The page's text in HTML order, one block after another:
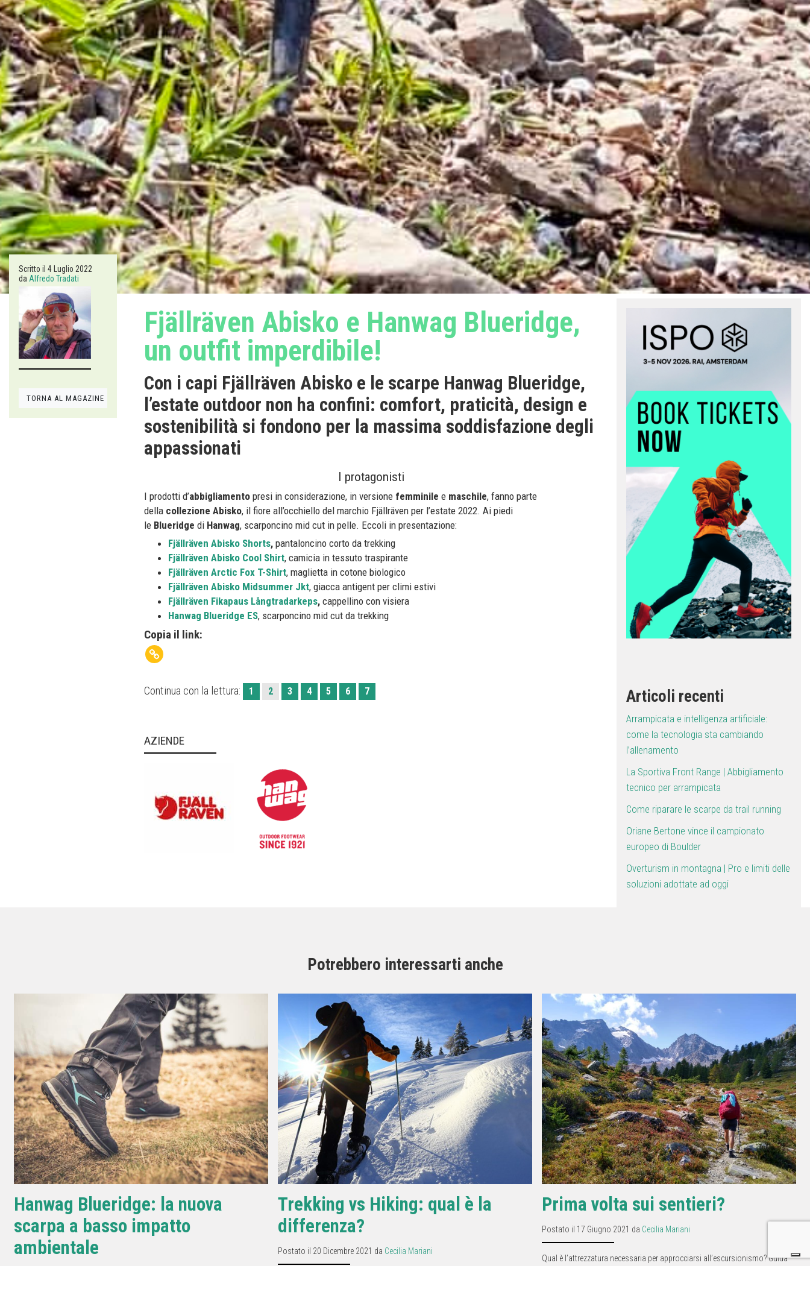
Scritto il 4 Luglio 2022
da Alfredo Tradati
TORNA AL MAGAZINE
Fjällräven Abisko e Hanwag Blueridge,
un outfit imperdibile!
Con i capi Fjällräven Abisko e le scarpe Hanwag Blueridge,
l’estate outdoor non ha confini: comfort, praticità, design e
sostenibilità si fondono per la massima soddisfazione degli
appassionati
I protagonisti
I prodotti d’abbigliamento presi in considerazione, in versione femminile e maschile, fanno parte
della collezione Abisko, il fiore all’occhiello del marchio Fjällräven per l’estate 2022. Ai piedi
le Blueridge di Hanwag, scarponcino mid cut in pelle. Eccoli in presentazione:
Fjällräven Abisko Shorts, pantaloncino corto da trekking
Fjällräven Abisko Cool Shirt, camicia in tessuto traspirante
Fjällräven Arctic Fox T-Shirt, maglietta in cotone biologico
Fjällräven Abisko Midsummer Jkt, giacca antigent per climi estivi
Fjällräven Fikapaus Långtradarkeps, cappellino con visiera
Hanwag Blueridge ES, scarponcino mid cut da trekking
Copia il link:
Continua con la lettura: 1 2 3 4 5 6 7
AZIENDE
Articoli recenti
Arrampicata e intelligenza artificiale:
come la tecnologia sta cambiando
l’allenamento
La Sportiva Front Range | Abbigliamento
tecnico per arrampicata
Come riparare le scarpe da trail running
Oriane Bertone vince il campionato
europeo di Boulder
Overturism in montagna | Pro e limiti delle
soluzioni adottate ad oggi
Potrebbero interessarti anche
Hanwag Blueridge: la nuova
scarpa a basso impatto
ambientale
Trekking vs Hiking: qual è la
differenza?
Postato il 20 Dicembre 2021 da Cecilia Mariani
Prima volta sui sentieri?
Postato il 17 Giugno 2021 da Cecilia Mariani
Qual è l’attrezzatura necessaria per approcciarsi all’escursionismo? Guida